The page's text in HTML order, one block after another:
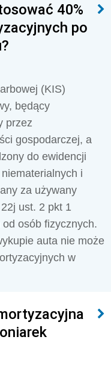
40%
po
(KIS)
będący
przez
gospodarczej, a
do ewidencji
i
za używany
ust. 2 pkt 1
osób fizycznych.
auta nie może
w